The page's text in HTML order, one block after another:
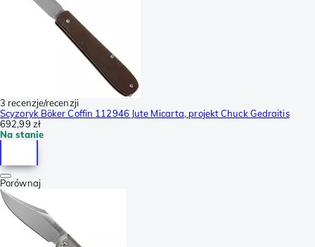
3 recenzje/recenzji
Scyzoryk Böker Coffin 112946 Jute Micarta, projekt Chuck Gedraitis
692,99 zł
Na stanie
Porównaj